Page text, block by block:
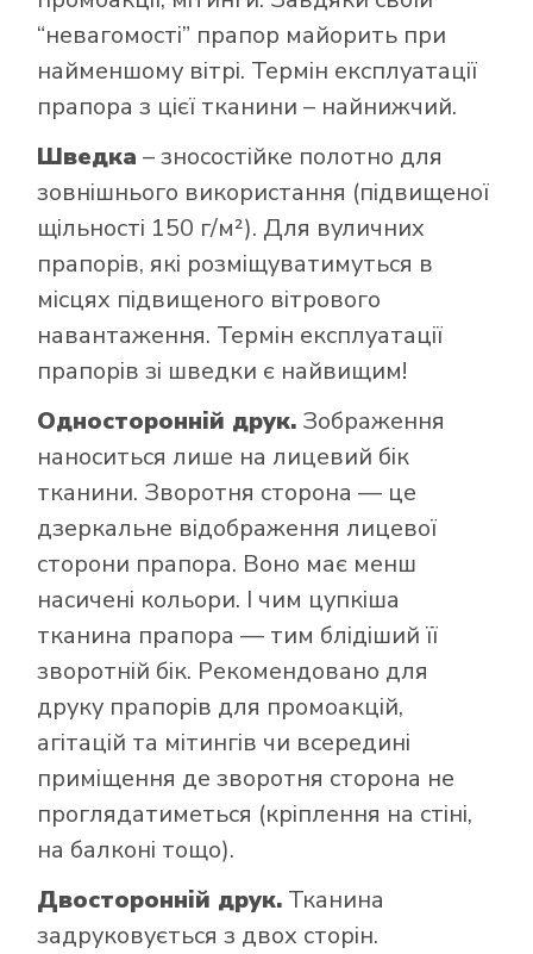
“невагомості” прапор майорить при
найменшому вітрі. Термін експлуатації
прапора з цієї тканини – найнижчий.
Шведка – зносостійке полотно для
зовнішнього використання (підвищеної
щільності 150 г/м²). Для вуличних
прапорів, які розміщуватимуться в
місцях підвищеного вітрового
навантаження. Термін експлуатації
прапорів зі шведки є найвищим!
Односторонній друк. Зображення
наноситься лише на лицевий бік
тканини. Зворотня сторона — це
дзеркальне відображення лицевої
сторони прапора. Воно має менш
насичені кольори. І чим цупкіша
тканина прапора — тим блідіший її
зворотній бік. Рекомендовано для
друку прапорів для промоакцій,
агітацій та мітингів чи всередині
приміщення де зворотня сторона не
проглядатиметься (кріплення на стіні,
на балконі тощо).
Двосторонній друк. Тканина
задруковується з двох сторін.